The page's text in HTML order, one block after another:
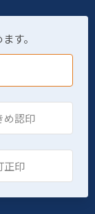
す。
め認印
正印